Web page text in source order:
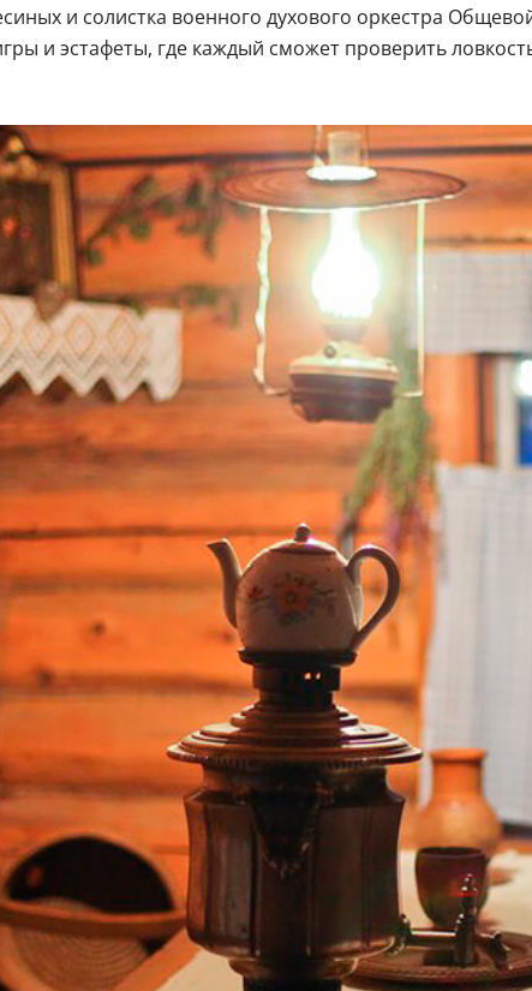
и солистка военного духового оркестра
и эстафеты, где каждый сможет проверить